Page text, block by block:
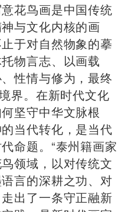
花鸟画是中国传统
与文化内核的画
于对自然物象的摹
物言志、以画载
性情与修为，最终
界。在新时代文化
坚守中华文脉根
当代转化，是当代
命题。“泰州籍画家
领域，以对传统文
言的深耕之功、对
出了一条守正融新